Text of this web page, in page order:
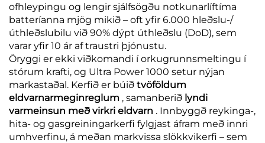
ofhleypingu og lengir sjálfsögðu notkunarlíftíma
batteríanna mjög mikið – oft yfir 6.000 hleðslu-/
úthleðslubilu við 90% dýpt úthleðslu (DoD), sem
varar yfir 10 ár af traustri þjónustu.
Öryggi er ekki viðkomandi í orkugrunnsmeltingu í
stórum krafti, og Ultra Power 1000 setur nýjan
markastaðal. Kerfið er búið tvöföldum
eldvarnarmeginreglum , samanberið lyndi
varmeinsun með virkri eldvarn . Innbyggð reykinga-,
hita- og gasgreiningarkerfi fylgjast áfram með innri
umhverfinu, á meðan markvissa slökkvikerfi – sem